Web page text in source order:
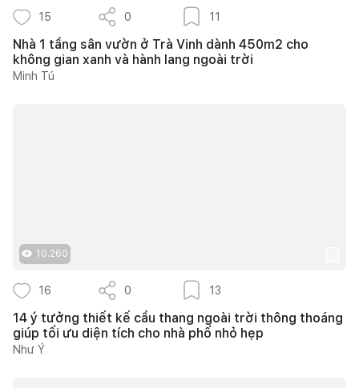
15 0 11
Nhà 1 tầng sân vườn ở Trà Vinh dành 450m2 cho
không gian xanh và hành lang ngoài trời
Minh Tú
10.260
16 0 13
14 ý tưởng thiết kế cầu thang ngoài trời thông thoáng
giúp tối ưu diện tích cho nhà phố nhỏ hẹp
Như Ý